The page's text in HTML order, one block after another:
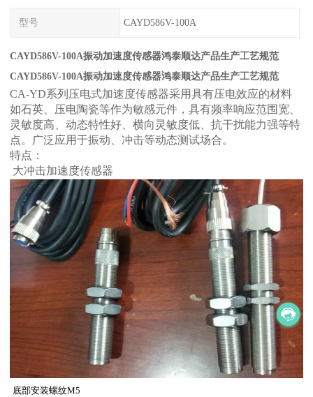
型号 CAYD586V-100A
CAYD586V-100A振动加速度传感器鸿泰顺达产品生产工艺规范
CAYD586V-100A振动加速度传感器鸿泰顺达产品生产工艺规范
CA-YD系列压电式加速度传感器采用具有压电效应的材料
如石英、压电陶瓷等作为敏感元件，具有频率响应范围宽、
灵敏度高、动态特性好、横向灵敏度低、抗干扰能力强等特
点。广泛应用于振动、冲击等动态测试场合。
特点：
大冲击加速度传感器
底部安装螺纹M5